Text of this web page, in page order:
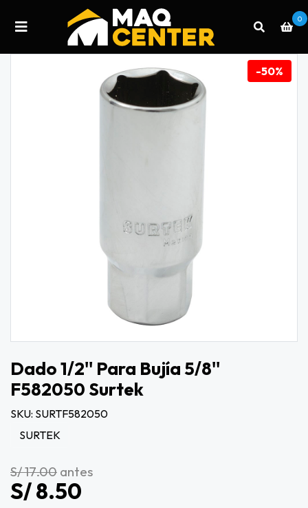
0
-50%
Dado 1/2'' Para Bujía 5/8''
F582050 Surtek
SKU: SURTF582050
SURTEK
S/ 17.00 antes
S/ 8.50